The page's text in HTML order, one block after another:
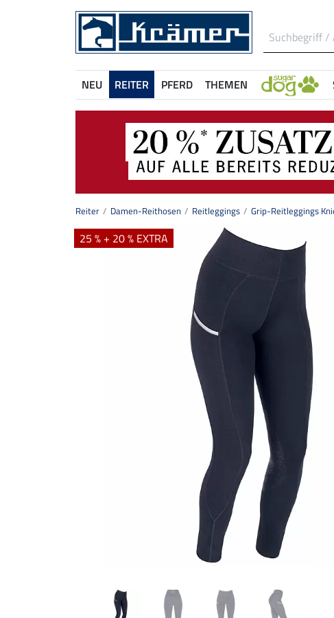
NEU REITER PFERD THEMEN
Reiter Damen-Reithosen Reitleggings Grip-Reitleggings
25 % + 20 % EXTRA